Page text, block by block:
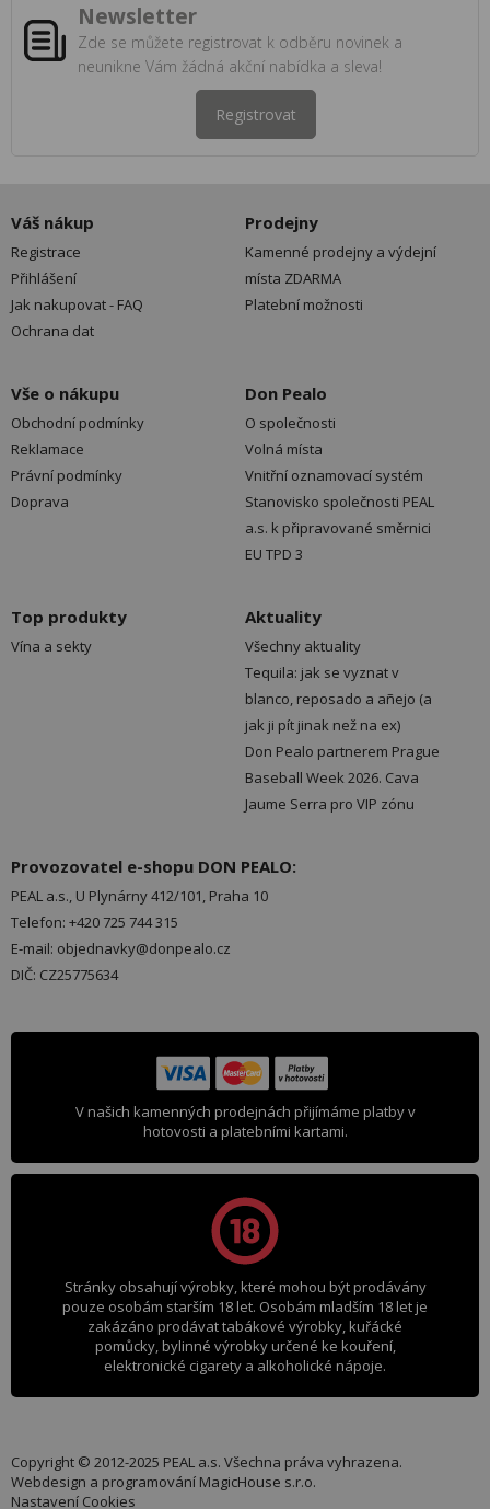
Newsletter
Zde se můžete registrovat k odběru novinek a
neunikne Vám žádná akční nabídka a sleva!
Registrovat
Váš nákup
Registrace
Přihlášení
Jak nakupovat - FAQ
Ochrana dat
Prodejny
Kamenné prodejny a výdejní
místa ZDARMA
Platební možnosti
Vše o nákupu
Obchodní podmínky
Reklamace
Právní podmínky
Doprava
Don Pealo
O společnosti
Volná místa
Vnitřní oznamovací systém
Stanovisko společnosti PEAL
a.s. k připravované směrnici
EU TPD 3
Top produkty
Vína a sekty
Aktuality
Všechny aktuality
Tequila: jak se vyznat v
blanco, reposado a añejo (a
jak ji pít jinak než na ex)
Don Pealo partnerem Prague
Baseball Week 2026. Cava
Jaume Serra pro VIP zónu
Provozovatel e-shopu DON PEALO:
PEAL a.s., U Plynárny 412/101, Praha 10
Telefon: +420 725 744 315
E-mail: objednavky@donpealo.cz
DIČ: CZ25775634
V našich kamenných prodejnách přijímáme platby v
hotovosti a platebními kartami.
Stránky obsahují výrobky, které mohou být prodávány
pouze osobám starším 18 let. Osobám mladším 18 let je
zakázáno prodávat tabákové výrobky, kuřácké
pomůcky, bylinné výrobky určené ke kouření,
elektronické cigarety a alkoholické nápoje.
Copyright © 2012-2025 PEAL a.s. Všechna práva vyhrazena.
Webdesign a programování MagicHouse s.r.o.
Nastavení Cookies